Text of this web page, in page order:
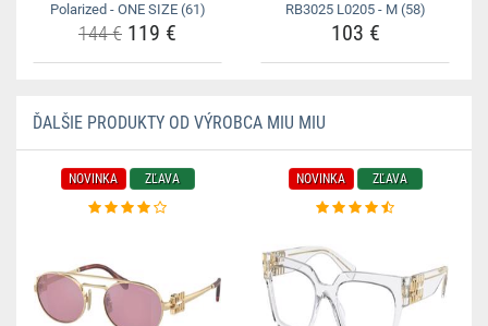
Polarized - ONE SIZE (61)
144 € 119 €
RB3025 L0205 - M (58)
103 €
ĎALŠIE PRODUKTY OD VÝROBCA MIU MIU
NOVINKA ZĽAVA NOVINKA ZĽAVA